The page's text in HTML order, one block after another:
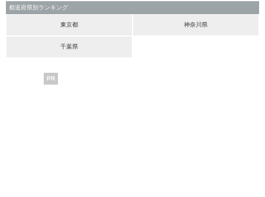
都道府県別ランキング
東京都 神奈川県
千葉県
PR